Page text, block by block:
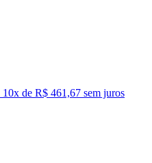
10x de R$ 461,67 sem juros